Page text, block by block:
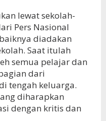
lewat sekolah-
Pers Nasional
diadakan
Saat itulah
semua pelajar dan
dari
tengah keluarga.
diharapkan
dengan kritis dan